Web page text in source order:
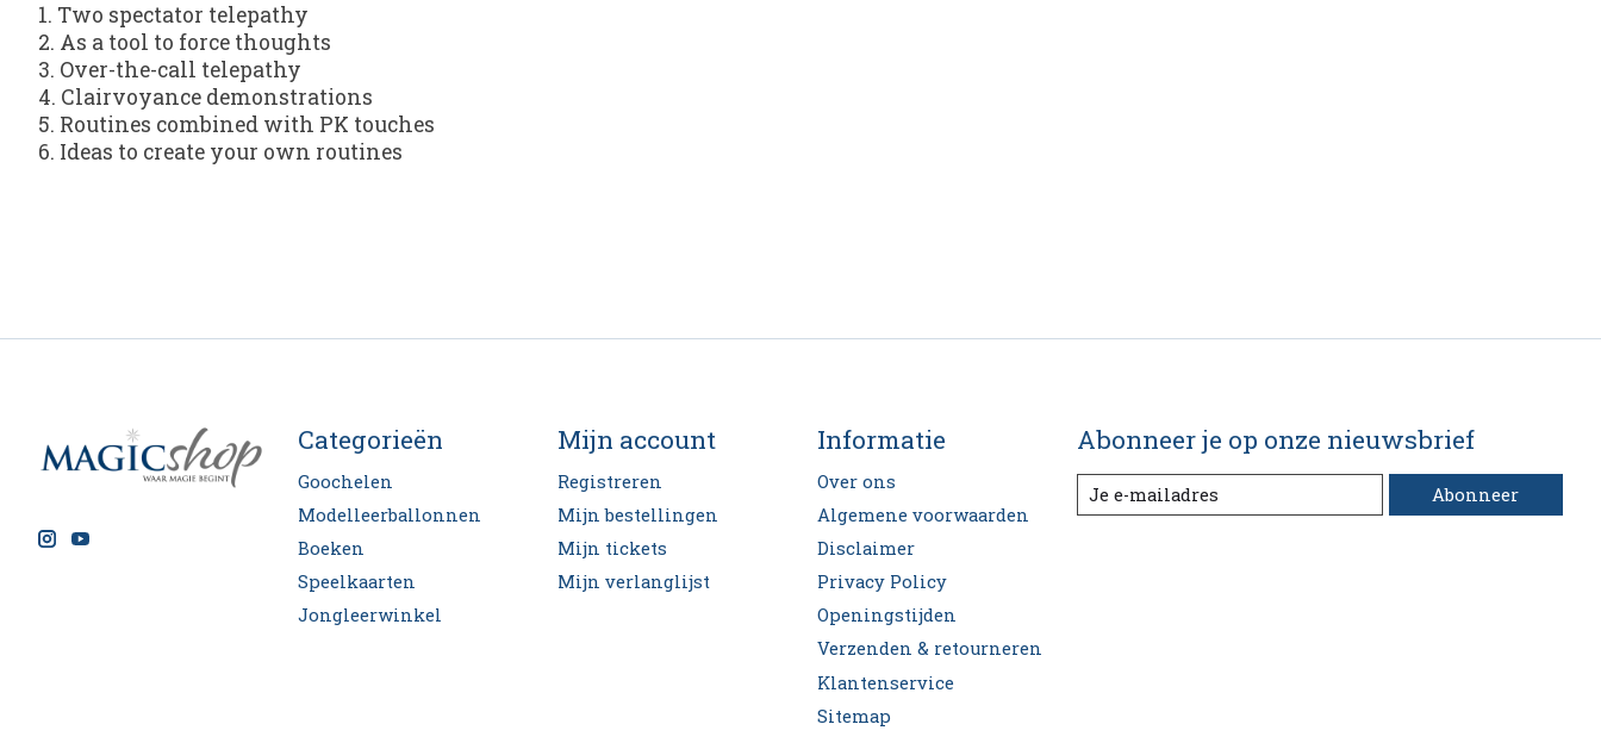
1. Two spectator telepathy
2. As a tool to force thoughts
3. Over-the-call telepathy
4. Clairvoyance demonstrations
5. Routines combined with PK touches
6. Ideas to create your own routines
Categorieën
Goochelen
Modelleerballonnen
Boeken
Speelkaarten
Jongleerwinkel
Mijn account
Registreren
Mijn bestellingen
Mijn tickets
Mijn verlanglijst
Informatie
Over ons
Algemene voorwaarden
Disclaimer
Privacy Policy
Openingstijden
Verzenden & retourneren
Klantenservice
Sitemap
Abonneer je op onze nieuwsbrief
Abonneer